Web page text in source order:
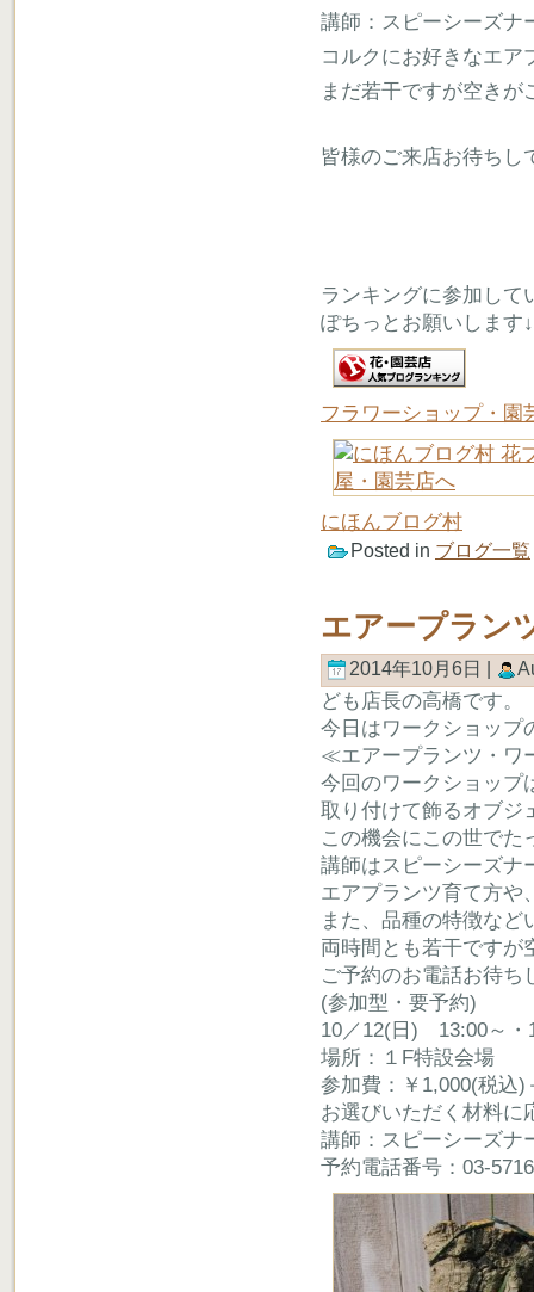
講師：スピーシーズ
コルクにお好きなエア
まだ若干ですが空き
皆様のご来店お待ちし
ランキングに参加して
ぽちっとお願いします↓
フラワーショップ・園
にほんブログ村
Posted in ブログ一覧
エアープラン
2014年10月6日 |
ども店長の高橋です。
今日はワークショップ
≪エアープランツ・ワ
今回のワークショップ
取り付けて飾るオブジ
この機会にこの世でた
講師はスピーシーズナ
エアプランツ育て方や
また、品種の特徴な
両時間とも若干ですが
ご予約のお電話お待ち
(参加型・要予約)
10／12(日) 13:00～
場所：１F特設会場
参加費：￥1,000(税込)
お選びいただく材料に
講師：スピーシーズ
予約電話番号：03-